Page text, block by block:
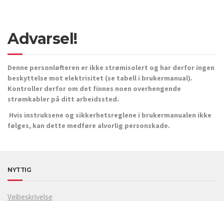
Advarsel!
Denne personløfteren er ikke strømisolert og har derfor ingen
beskyttelse mot elektrisitet (se tabell i brukermanual).
Kontroller derfor om det finnes noen overhengende
strømkabler på ditt arbeidssted.
Hvis instruksene og sikkerhetsreglene i brukermanualen ikke
følges, kan dette medføre alvorlig personskade.
NYTTIG
Veibeskrivelse